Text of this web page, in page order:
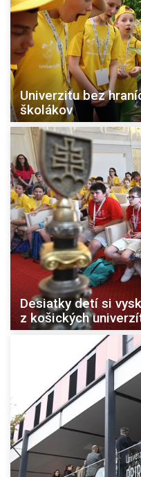
Univerzitu bez
školákov
Desiatky detí si
z košických